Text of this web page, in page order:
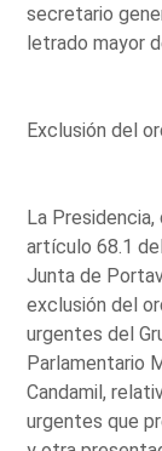
secretario
letrado mayor
Exclusión del
La
artículo 68.1
Junta de
exclusión del
urgentes del
Parlamentario
Candamil,
urgentes que